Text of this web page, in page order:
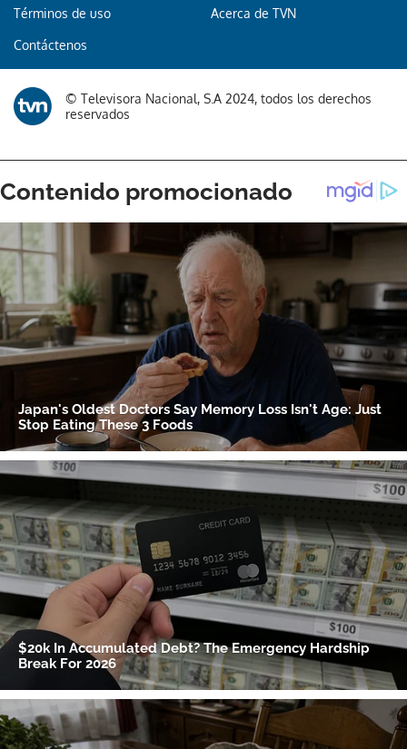
Gracias por suscribirte a nuestro boletín.
ACEPTAR
Términos de uso Acerca de TVN
Contáctenos
© Televisora Nacional, S.A 2024, todos los derechos
reservados